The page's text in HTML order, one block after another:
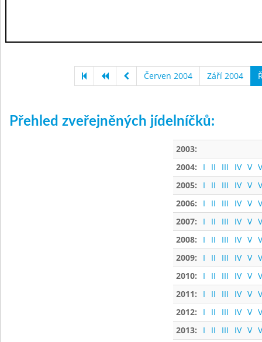
Červen 2004 Září 2004
Přehled zveřejněných jídelníčků:
2003:
2004:
I II III IV V
2005:
I II III IV V
2006:
I II III IV V
2007:
I II III IV V
2008:
I II III IV V
2009:
I II III IV V
2010:
I II III IV V
2011:
I II III IV V
2012:
I II III IV V
2013:
I II III IV V